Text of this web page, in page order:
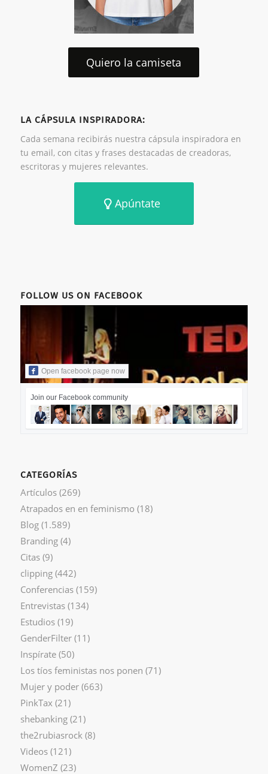
Quiero la camiseta
LA CÁPSULA INSPIRADORA:
Cada semana recibirás nuestra cápsula inspiradora en
tu email, con citas y frases destacadas de creadoras,
escritoras y mujeres relevantes.
Apúntate
FOLLOW US ON FACEBOOK
Open facebook page now
Join our Facebook community
CATEGORÍAS
Artículos(269)
Atrapados en en feminismo (18)
Blog(1.589)
Branding(4)
Citas(9)
clipping(442)
Conferencias(159)
Entrevistas(134)
Estudios(19)
GenderFilter(11)
Inspírate(50)
Los tíos feministas nos ponen (71)
Mujer y poder(663)
PinkTax (21)
shebanking(21)
the2rubiasrock (8)
Videos(121)
WomenZ (23)